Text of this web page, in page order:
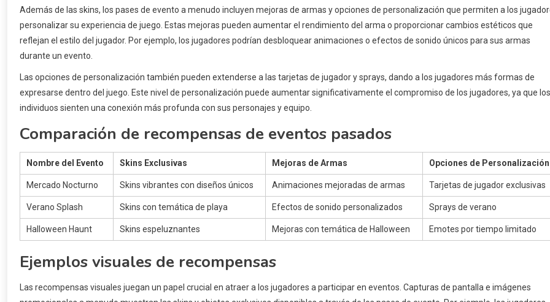
Además de las skins, los pases de evento a menudo incluyen mejoras de armas y opciones de personalización que permiten a los
personalizar su experiencia de juego. Estas mejoras pueden aumentar el rendimiento del arma o proporcionar cambios estéticos que
reflejan el estilo del jugador. Por ejemplo, los jugadores podrían desbloquear animaciones o efectos de sonido únicos para sus armas
durante un evento.
Las opciones de personalización también pueden extenderse a las tarjetas de jugador y sprays, dando a los jugadores más formas de
expresarse dentro del juego. Este nivel de personalización puede aumentar significativamente el compromiso de los jugadores, ya que los
individuos sienten una conexión más profunda con sus personajes y equipo.
Comparación de recompensas de eventos pasados
Nombre del Evento Skins Exclusivas Mejoras de Armas Opciones de Personalización
Mercado Nocturno Skins vibrantes con diseños únicos Animaciones mejoradas de armas Tarjetas de jugador exclusivas
Verano Splash Skins con temática de playa Efectos de sonido personalizados Sprays de verano
Halloween Haunt Skins espeluznantes Mejoras con temática de Halloween Emotes por tiempo limitado
Ejemplos visuales de recompensas
Las recompensas visuales juegan un papel crucial en atraer a los jugadores a participar en eventos. Capturas de pantalla e imágenes